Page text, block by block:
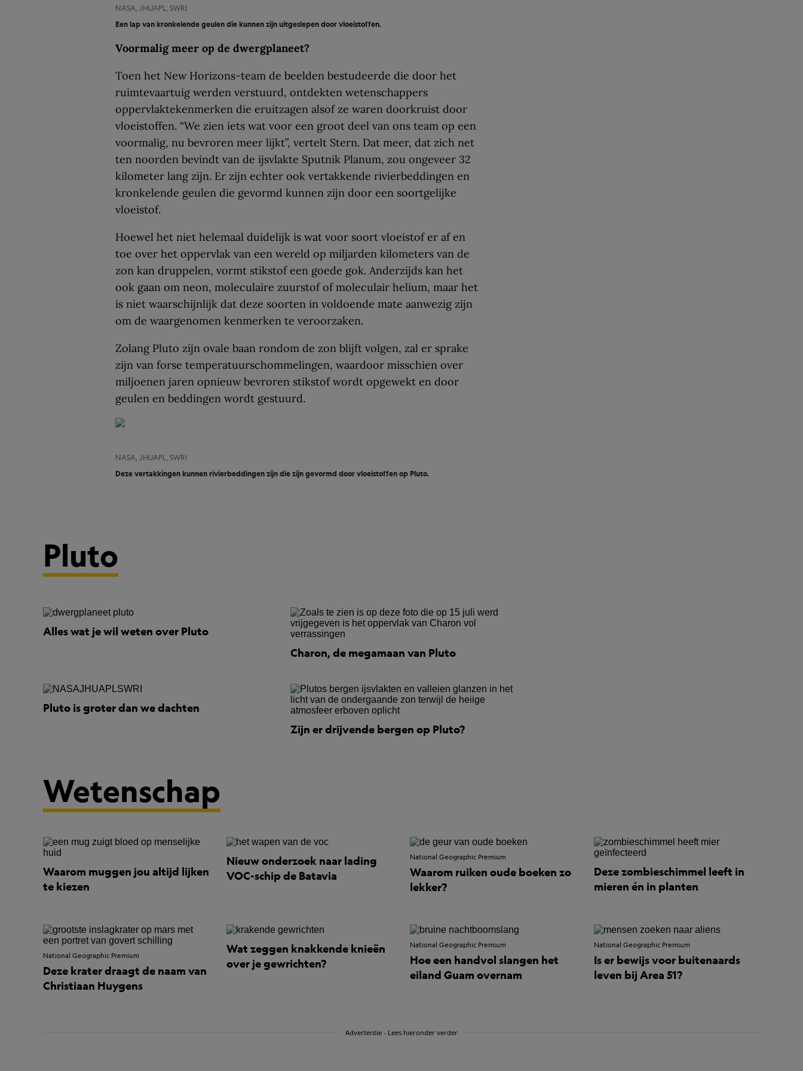
NASA, JHUAPL, SWRI
Een lap van kronkelende geulen die kunnen zijn uitgeslepen door vloeistoffen.
Voormalig meer op de dwergplaneet?
Toen het New Horizons-team de beelden bestudeerde die door het
ruimtevaartuig werden verstuurd, ontdekten wetenschappers
oppervlaktekenmerken die eruitzagen alsof ze waren doorkruist door
vloeistoffen. “We zien iets wat voor een groot deel van ons team op een
voormalig, nu bevroren meer lijkt”, vertelt Stern. Dat meer, dat zich net
ten noorden bevindt van de ijsvlakte Sputnik Planum, zou ongeveer 32
kilometer lang zijn. Er zijn echter ook vertakkende rivierbeddingen en
kronkelende geulen die gevormd kunnen zijn door een soortgelijke
vloeistof.
Hoewel het niet helemaal duidelijk is wat voor soort vloeistof er af en
toe over het oppervlak van een wereld op miljarden kilometers van de
zon kan druppelen, vormt stikstof een goede gok. Anderzijds kan het
ook gaan om neon, moleculaire zuurstof of moleculair helium, maar het
is niet waarschijnlijk dat deze soorten in voldoende mate aanwezig zijn
om de waargenomen kenmerken te veroorzaken.
Zolang Pluto zijn ovale baan rondom de zon blijft volgen, zal er sprake
zijn van forse temperatuurschommelingen, waardoor misschien over
miljoenen jaren opnieuw bevroren stikstof wordt opgewekt en door
geulen en beddingen wordt gestuurd.
NASA, JHUAPL, SWRI
Deze vertakkingen kunnen rivierbeddingen zijn die zijn gevormd door vloeistoffen op Pluto.
Pluto
Alles wat je wil weten over Pluto
Charon, de megamaan van Pluto
Pluto is groter dan we dachten
Zijn er drijvende bergen op Pluto?
Wetenschap
Waarom muggen jou altijd lijken
te kiezen
Nieuw onderzoek naar lading
VOC-schip de Batavia
National Geographic Premium
Waarom ruiken oude boeken zo
lekker?
Deze zombieschimmel leeft in
mieren én in planten
National Geographic Premium
Deze krater draagt de naam van
Christiaan Huygens
Wat zeggen knakkende knieën
over je gewrichten?
National Geographic Premium
Hoe een handvol slangen het
eiland Guam overnam
National Geographic Premium
Is er bewijs voor buitenaards
leven bij Area 51?
Advertentie - Lees hieronder verder